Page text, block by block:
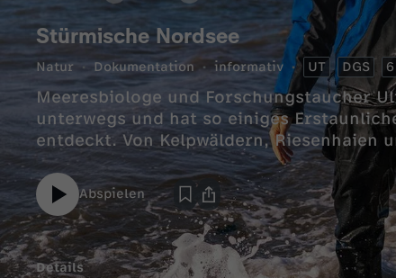
Stürmische Nordsee
Natur Dokumentation informativ UT DGS 6
Meeresbiologe und Forschungstaucher
unterwegs und hat so einiges
entdeckt. Von Kelpwäldern, Riesenhaien
Abspielen
Details